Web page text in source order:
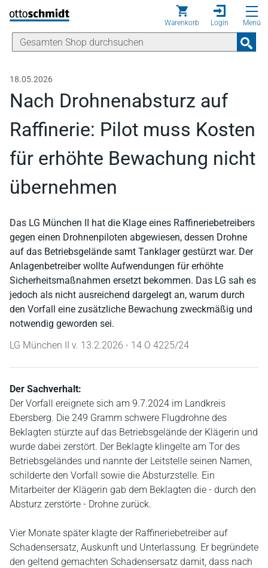
Direkt zum Inhalt
Warenkorb Login Menü
18.05.2026
Nach Drohnenabsturz auf
Raffinerie: Pilot muss Kosten
für erhöhte Bewachung nicht
übernehmen
Das LG München II hat die Klage eines Raffineriebetreibers
gegen einen Drohnenpiloten abgewiesen, dessen Drohne
auf das Betriebsgelände samt Tanklager gestürzt war. Der
Anlagenbetreiber wollte Aufwendungen für erhöhte
Sicherheitsmaßnahmen ersetzt bekommen. Das LG sah es
jedoch als nicht ausreichend dargelegt an, warum durch
den Vorfall eine zusätzliche Bewachung zweckmäßig und
notwendig geworden sei.
LG München II v. 13.2.2026 - 14 O 4225/24
Der Sachverhalt:
Der Vorfall ereignete sich am 9.7.2024 im Landkreis
Ebersberg. Die 249 Gramm schwere Flugdrohne des
Beklagten stürzte auf das Betriebsgelände der Klägerin und
wurde dabei zerstört. Der Beklagte klingelte am Tor des
Betriebsgeländes und nannte der Leitstelle seinen Namen,
schilderte den Vorfall sowie die Absturzstelle. Ein
Mitarbeiter der Klägerin gab dem Beklagten die - durch den
Absturz zerstörte - Drohne zurück.
Vier Monate später klagte der Raffineriebetreiber auf
Schadensersatz, Auskunft und Unterlassung. Er begründete
den geltend gemachten Schadensersatz damit, dass nach